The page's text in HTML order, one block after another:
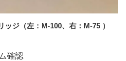
ッジ（左：M-100、右：M-75 ）
確認